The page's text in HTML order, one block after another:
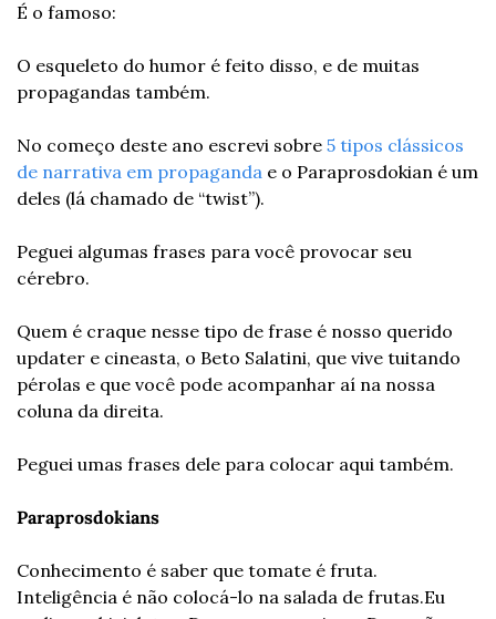
É o famoso:
O esqueleto do humor é feito disso, e de muitas
propagandas também.
No começo deste ano escrevi sobre 5 tipos clássicos
de narrativa em propaganda e o Paraprosdokian é um
deles (lá chamado de “twist”).
Peguei algumas frases para você provocar seu
cérebro.
Quem é craque nesse tipo de frase é nosso querido
updater e cineasta, o Beto Salatini, que vive tuitando
pérolas e que você pode acompanhar aí na nossa
coluna da direita.
Peguei umas frases dele para colocar aqui também.
Paraprosdokians
Conhecimento é saber que tomate é fruta.
Inteligência é não colocá-lo na salada de frutas.Eu